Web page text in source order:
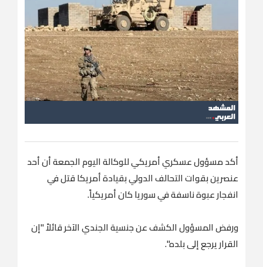
أكد مسؤول عسكري أمريكي للوكالة اليوم الجمعة أن أحد
عنصرين بقوات التحالف الدولي بقيادة أمريكا قتل في
انفجار عبوة ناسفة في سوريا كان أمريكياً.
ورفض المسؤول الكشف عن جنسية الجندي الآخر قائلاً "إن
القرار يرجع إلى بلده".